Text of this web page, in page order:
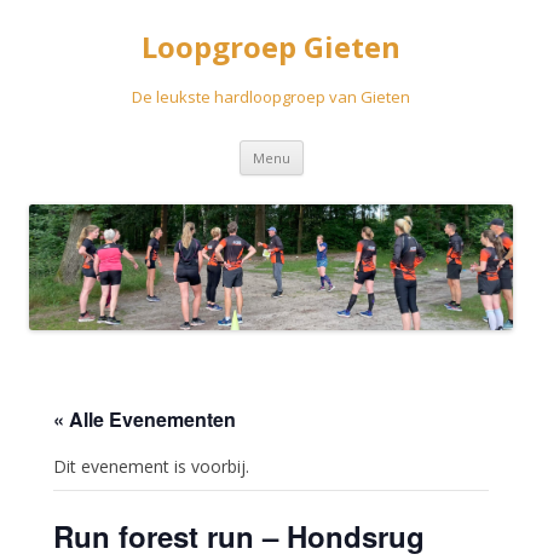
Loopgroep Gieten
De leukste hardloopgroep van Gieten
Menu Spring
inhoud
« Alle Evenementen
Dit evenement is voorbij.
Run forest run – Hondsrug